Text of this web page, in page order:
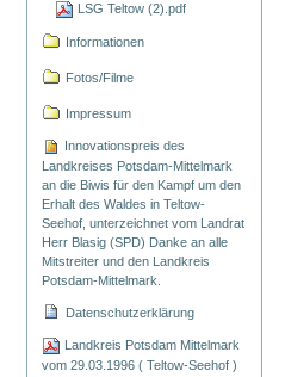
LSG Teltow (2).pdf
Informationen
Fotos/Filme
Impressum
Innovationspreis des
Landkreises Potsdam-Mittelmark
an die Biwis für den Kampf um den
Erhalt des Waldes in Teltow-
Seehof, unterzeichnet vom Landrat
Herr Blasig (SPD) Danke an alle
Mitstreiter und den Landkreis
Potsdam-Mittelmark.
Datenschutzerklärung
Landkreis Potsdam Mittelmark
vom 29.03.1996 ( Teltow-Seehof )